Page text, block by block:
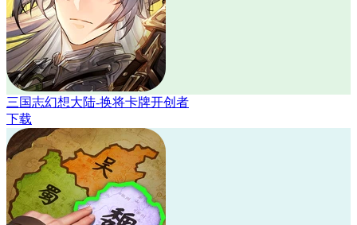
三国志幻想大陆-换将卡牌开创者
下载